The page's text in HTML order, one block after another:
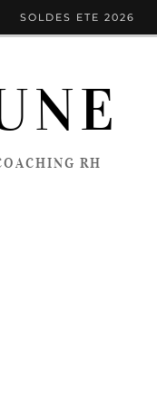
RH
SOLDES ETE 2026